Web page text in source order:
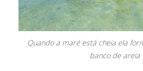
Quando a maré está cheia ela
banco de areia